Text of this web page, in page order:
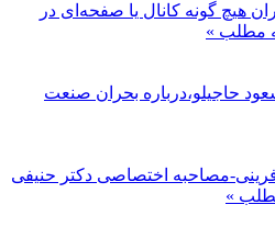
هیچ گونه کانال یا صفحه‌ای در
مطلب »
حاجیلو،درباره بحران صنعت
مصاحبه اختصاصی دکتر حنیفی
»